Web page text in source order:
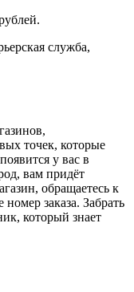
служба,
точек, которые
у вас в
вам придёт
обращаетесь к
заказа. Забрать
который знает